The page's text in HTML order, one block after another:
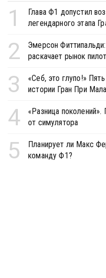
1
Глава Ф1 допустил
легендарного этапа
2
Эмерсон
раскачает рынок
3
«Себ, это глупо!»
истории Гран При
4
«Разница
от симулятора
5
Планирует ли Макс
команду Ф1?